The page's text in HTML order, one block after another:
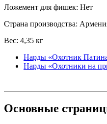
Ложемент для фишек: Нет
Страна производства:
Вес: 4,35 кг
Нарды «Охотник
Нарды «Охотники на
Основные